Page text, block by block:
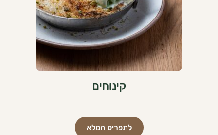
קינוחים
לתפריט המלא